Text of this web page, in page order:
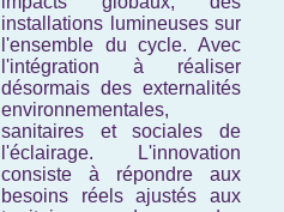
installations lumineuses sur
l'ensemble du cycle. Avec
l'intégration à réaliser
désormais des externalités
environnementales,
sanitaires et sociales de
l'éclairage. L'innovation
consiste à répondre aux
besoins réels ajustés aux